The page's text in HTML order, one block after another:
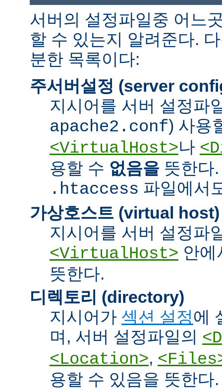
서버의 설정파일중 어느
할 수 있는지 알려준다.
분한 목록이다:
주서버설정 (server
지시어를 서버 설정파
apache2.conf) 사용
<VirtualHost>나
용할 수 없음을 뜻한다
.htaccess 파일에서
가상호스트 (virtual host)
지시어를 서버 설정파
<VirtualHost> 안에
뜻한다.
디렉토리 (directory)
지시어가 섹션 설정에
며, 서버 설정파일의
<Location>,
용할 수 있음을 뜻한다.